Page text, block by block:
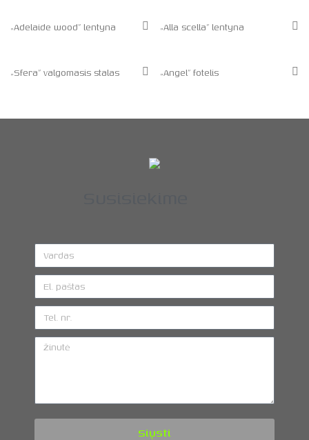
„Adelaide wood” lentyna „Alla scella” lentyna
„Sfera” valgomasis stalas „Angel” fotelis
Siųsti